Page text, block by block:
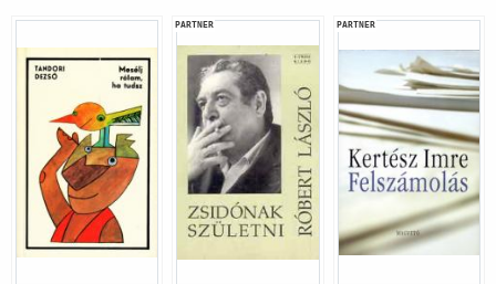
PARTNER PARTNER